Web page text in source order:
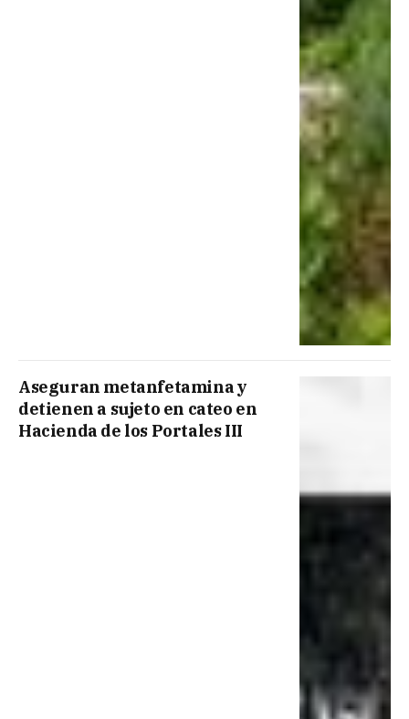
Aseguran metanfetamina y
detienen a sujeto en cateo en
Hacienda de los Portales III